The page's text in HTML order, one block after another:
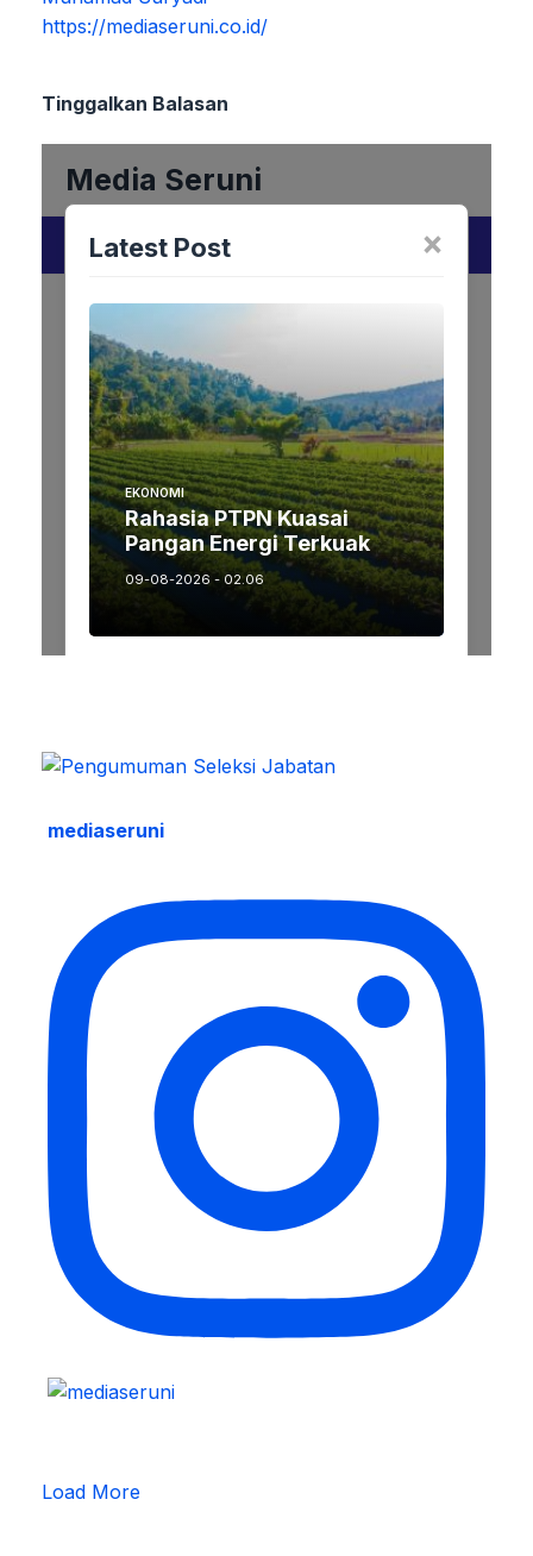
https://mediaseruni.co.id/
Tinggalkan Balasan
mediaseruni
Load More